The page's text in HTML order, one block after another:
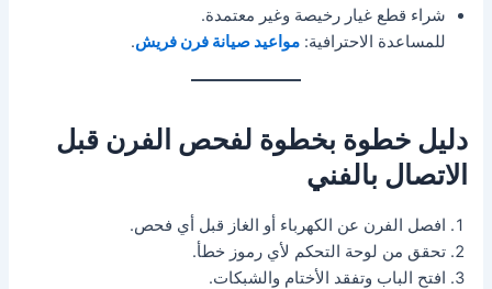
شراء قطع غيار رخيصة وغير معتمدة.
للمساعدة الاحترافية:مواعيد صيانة فرن فريش.
دليل خطوة بخطوة لفحص الفرن قبل
الاتصال بالفني
افصل الفرن عن الكهرباء أو الغاز قبل أي فحص.
تحقق من لوحة التحكم لأي رموز خطأ.
افتح الباب وتفقد الأختام والشبكات.